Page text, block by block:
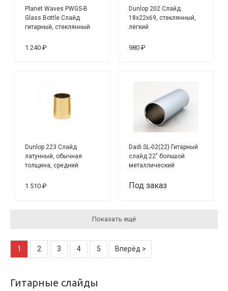
Planet Waves PWGS-B
Glass Bottle Слайд
гитарный, стеклянный
1 240 ₽
Dunlop 202 Слайд
18х22х69, стеклянный,
лёгкий
980 ₽
Dunlop 223 Слайд
латунный, обычная
толщина, средний
1 510 ₽
Dadi SL-02(22) Гитарный
слайд 22" большой
металлический
Под заказ
Показать ещё
1 2 3 4 5 Вперёд >
Гитарные слайды